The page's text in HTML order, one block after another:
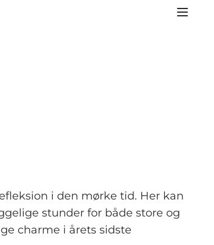
i den mørke tid. Her kan
stunder for både store og
charme i årets sidste